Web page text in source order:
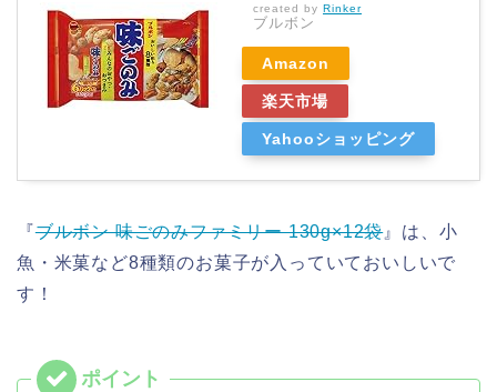
created by Rinker
ブルボン
Amazon
楽天市場
Yahooショッピング
『ブルボン 味ごのみファミリー 130g×12袋』は、小
魚・米菓など8種類のお菓子が入っていておいしいで
す！